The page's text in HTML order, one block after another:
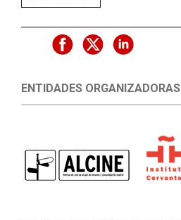
ENTIDADES ORGANIZADORAS